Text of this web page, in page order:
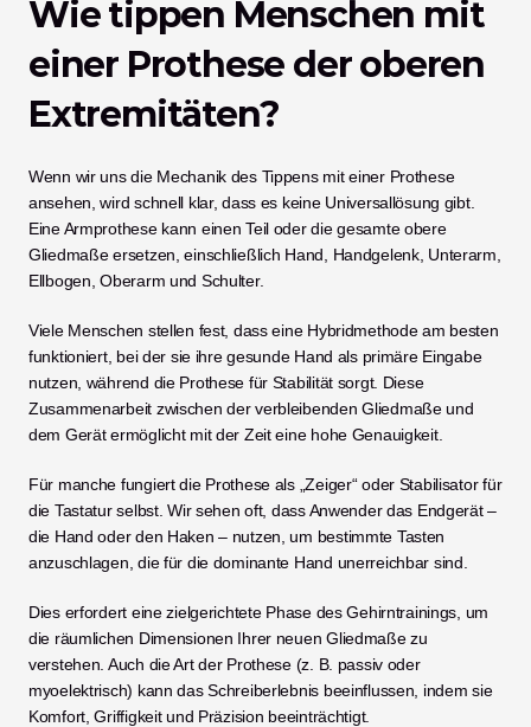
Wie tippen Menschen mit
einer Prothese der oberen
Extremitäten?
Wenn wir uns die Mechanik des Tippens mit einer Prothese
ansehen, wird schnell klar, dass es keine Universallösung gibt.
Eine Armprothese kann einen Teil oder die gesamte obere
Gliedmaße ersetzen, einschließlich Hand, Handgelenk, Unterarm,
Ellbogen, Oberarm und Schulter.
Viele Menschen stellen fest, dass eine Hybridmethode am besten
funktioniert, bei der sie ihre gesunde Hand als primäre Eingabe
nutzen, während die Prothese für Stabilität sorgt. Diese
Zusammenarbeit zwischen der verbleibenden Gliedmaße und
dem Gerät ermöglicht mit der Zeit eine hohe Genauigkeit.
Für manche fungiert die Prothese als „Zeiger“ oder Stabilisator für
die Tastatur selbst. Wir sehen oft, dass Anwender das Endgerät –
die Hand oder den Haken – nutzen, um bestimmte Tasten
anzuschlagen, die für die dominante Hand unerreichbar sind.
Dies erfordert eine zielgerichtete Phase des Gehirntrainings, um
die räumlichen Dimensionen Ihrer neuen Gliedmaße zu
verstehen. Auch die Art der Prothese (z. B. passiv oder
myoelektrisch) kann das Schreiberlebnis beeinflussen, indem sie
Komfort, Griffigkeit und Präzision beeinträchtigt.